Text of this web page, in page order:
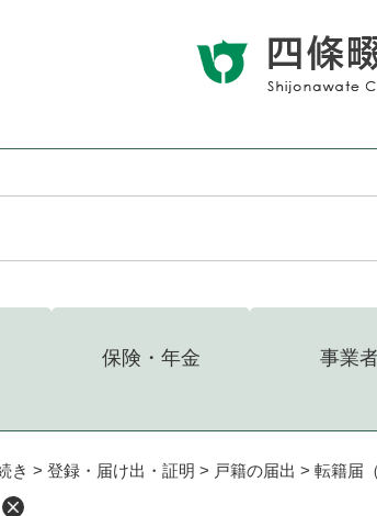
保険・年金
事業
き > 登録・届け出・証明 > 戸籍の届出 > 転籍届